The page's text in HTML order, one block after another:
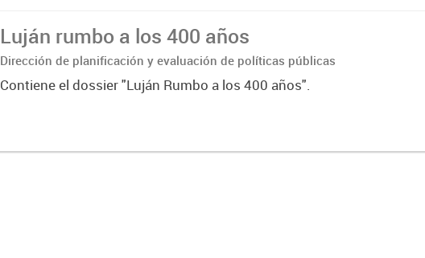
Luján rumbo a los 400 años
Dirección de planificación y evaluación de políticas públicas
Contiene el dossier "Luján Rumbo a los 400 años".